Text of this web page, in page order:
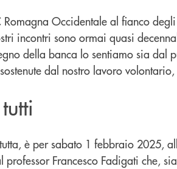
Occidentale al fianco
incontri sono ormai quasi
della banca lo sentiamo sia
dal nostro lavoro
è per sabato 1 febbraio 2025,
Francesco Fadigati che,